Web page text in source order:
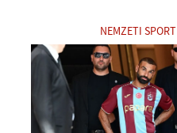
NEMZETI SPORT